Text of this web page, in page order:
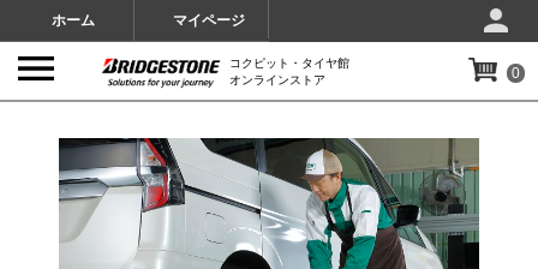
ホーム マイページ
コクピット・タイヤ館
オンラインストア
0